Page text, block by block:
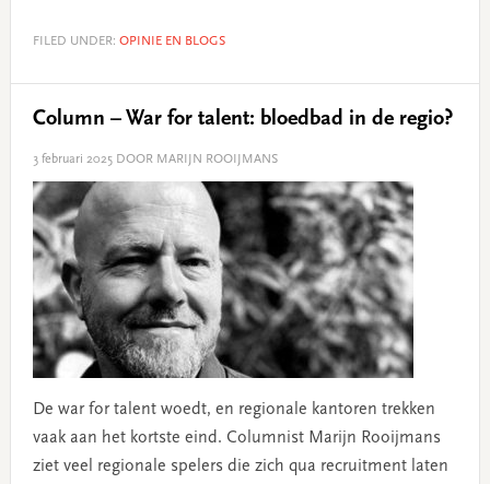
FILED UNDER: OPINIE EN BLOGS
Column – War for talent: bloedbad in de regio?
3 februari 2025DOOR MARIJN ROOIJMANS
De war for talent woedt, en regionale kantoren trekken
vaak aan het kortste eind. Columnist Marijn Rooijmans
ziet veel regionale spelers die zich qua recruitment laten